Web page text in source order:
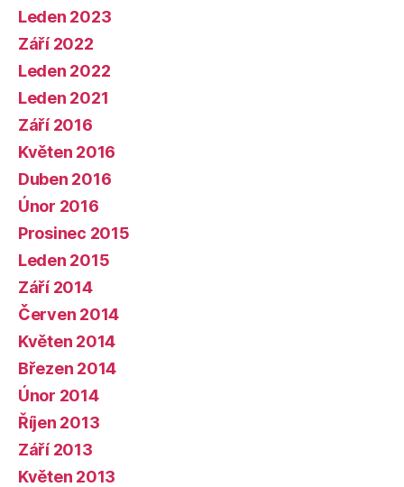
Leden 2023
Září 2022
Leden 2022
Leden 2021
Září 2016
Květen 2016
Duben 2016
Únor 2016
Prosinec 2015
Leden 2015
Září 2014
Červen 2014
Květen 2014
Březen 2014
Únor 2014
Říjen 2013
Září 2013
Květen 2013